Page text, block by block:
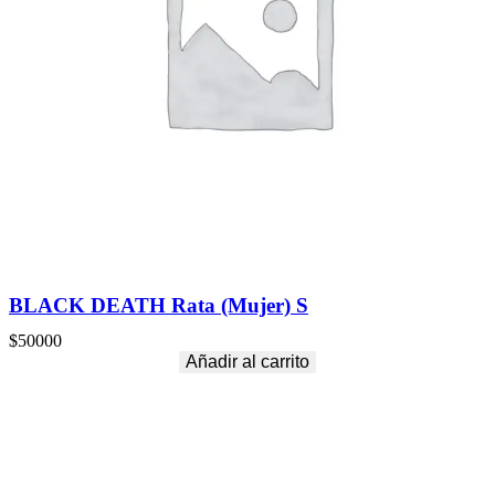
BLACK DEATH Rata (Mujer) S
$50000
Añadir al carrito